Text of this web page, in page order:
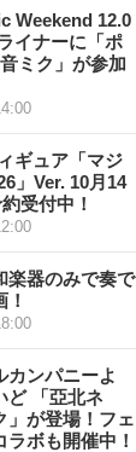
Weekend 12.0
イナーに「ポ
ミク」が参加
ギュア「マジ
」Ver. 10月14
受付中！
楽器のみで奏で
カンパニーよ
ど 「亞北ネ
」が登場！フェ
ボも開催中！